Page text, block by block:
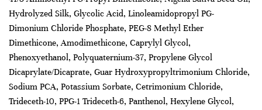
Hydrolyzed Silk, Glycolic Acid, Linoleamidopropyl PG-
Dimonium Chloride Phosphate, PEG-8 Methyl Ether
Dimethicone, Amodimethicone, Caprylyl Glycol,
Phenoxyethanol, Polyquaternium-37, Propylene Glycol
Dicaprylate/Dicaprate, Guar Hydroxypropyltrimonium Chloride,
Sodium PCA, Potassium Sorbate, Cetrimonium Chloride,
Trideceth-10, PPG-1 Trideceth-6, Panthenol, Hexylene Glycol,